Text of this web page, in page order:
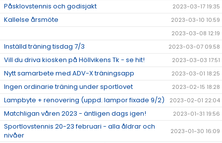
Påsklovstennis och godisjakt 2023-03-17 19:35
Kallelse årsmöte
2023-03-10 10:59
2023-03-08 12:19
Inställd träning tisdag 7/3 2023-03-07 09:58
Vill du driva kiosken på Höllvikens Tk - se hit! 2023-03-03 17:51
Nytt samarbete med ADV-X träningsapp 2023-03-01 18:25
Ingen ordinarie träning under sportlovet 2023-02-15 18:28
Lampbyte + renovering (uppd. lampor fixade 9/2) 2023-02-01 22:04
Matchligan våren 2023 - äntligen dags igen! 2023-01-31 19:56
Sportlovstennis 20-23 februari - alla åldrar och
nivåer
2023-01-30 16:09